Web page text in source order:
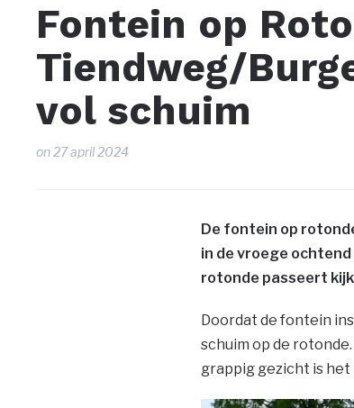
Fontein op
Tiendweg/
vol schuim
on27 april 2024
De fontein op
in de vroege
rotonde passeert
Doordat de fontein
schuim op de
grappig gezicht is het